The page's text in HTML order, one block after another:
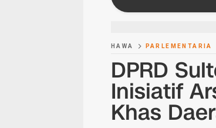
HAWA PARLEMENTARIA
DPRD
Inisiatif
Khas